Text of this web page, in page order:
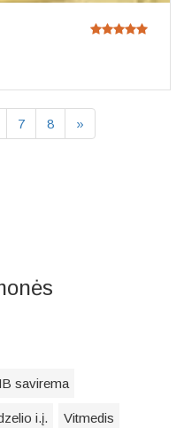
7 8 »
savirema
i.į. Vitmedis